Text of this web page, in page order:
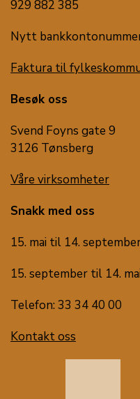
929 882 385
Nytt
Faktura til
Besøk oss
Svend Foyns gate 9
3126 Tønsberg
Våre virksomheter
Snakk med oss
15. mai til 14.
15. september til 14.
Telefon: 33 34 40 00
Kontakt oss